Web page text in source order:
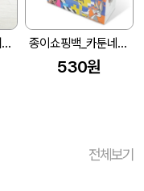
종이쇼핑백_락플레이스 (280x90x380mm) 종이쇼핑백_카툰네트워크 (280x100x300mm)
530원
전체보기